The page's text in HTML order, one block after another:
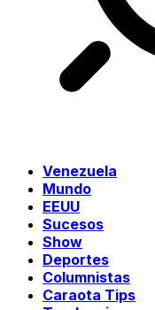
Venezuela
Mundo
EEUU
Sucesos
Show
Deportes
Columnistas
Caraota Tips